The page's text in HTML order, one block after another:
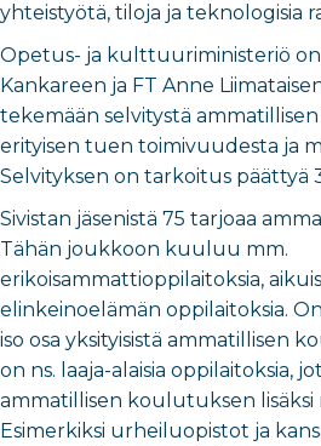
yhteistyötä, tiloja ja teknologisia
Opetus- ja kulttuuriministeriö on
Kankareen ja FT Anne
tekemään selvitystä
erityisen tuen toimivuudesta ja
Selvityksen on tarkoitus päättyä
Sivistan jäsenistä 75 tarjoaa
Tähän joukkoon kuuluu mm.
erikoisammattioppilaitoksia,
elinkeinoelämän oppilaitoksia.
iso osa yksityisistä ammatillisen
on ns. laaja-alaisia oppilaitoksia,
ammatillisen koulutuksen
Esimerkiksi urheiluopistot ja